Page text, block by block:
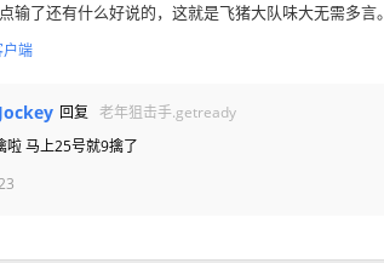
输了还有什么好说的，这就是飞猪大队味大无需多言。
户端
回复
老年狙击手.getready
啦 马上25号就9擒了